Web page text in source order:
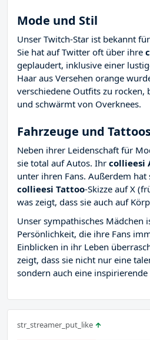
Mode und Stil
Unser Twitch-Star ist bekannt
Sie hat auf Twitter oft über ihre
geplaudert, inklusive einer
Haar aus Versehen orange
verschiedene Outfits zu rocken,
und schwärmt von Overknees.
Fahrzeuge und
Neben ihrer Leidenschaft für
sie total auf Autos. Ihr collieesi
unter ihren Fans. Außerdem hat
collieesi Tattoo-Skizze auf X
was zeigt, dass sie auch auf
Unser sympathisches Mädchen
Persönlichkeit, die ihre Fans
Einblicken in ihr Leben
zeigt, dass sie nicht nur eine
sondern auch eine
str_streamer_put_like